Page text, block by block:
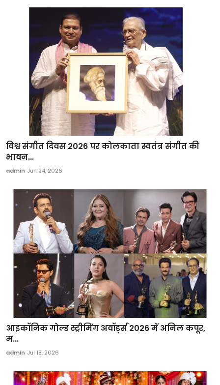
विश्व संगीत दिवस 2026 पर कोलकाता स्वतंत्र संगीत की
भावन...
admin Jun 24, 2026
आइकॉनिक गोल्ड स्ट्रीमिंग अवॉर्ड्स 2026 में अनिल कपूर,
म...
admin Jul 18, 2026